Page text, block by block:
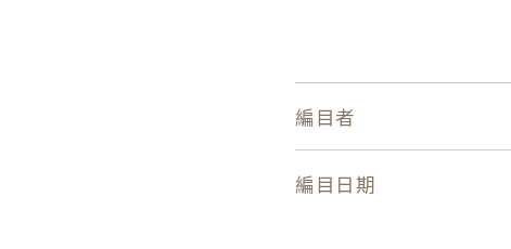
編目者
編目日期